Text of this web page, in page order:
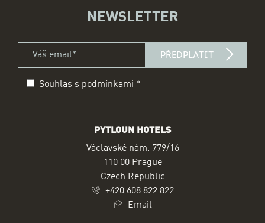
NEWSLETTER
Váš email * PŘEDPLATIT
Prohlášení
Souhlas s podmínkami *
PYTLOUN HOTELS
Václavské nám. 779/16
110 00 Prague
Czech Republic
+420 608 822 822
Email